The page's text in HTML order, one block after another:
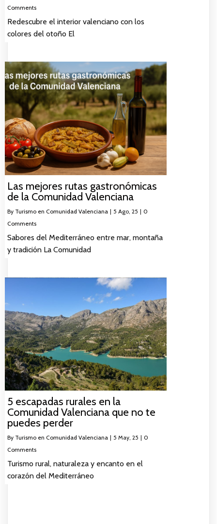
Comments
Redescubre el interior valenciano con los
colores del otoño El
Las mejores rutas gastronómicas
de la Comunidad Valenciana
By Turismo en Comunidad Valenciana | 5 Ago, 25 | 0
Comments
Sabores del Mediterráneo entre mar, montaña
y tradición La Comunidad
5 escapadas rurales en la
Comunidad Valenciana que no te
puedes perder
By Turismo en Comunidad Valenciana | 5 May, 25 | 0
Comments
Turismo rural, naturaleza y encanto en el
corazón del Mediterráneo